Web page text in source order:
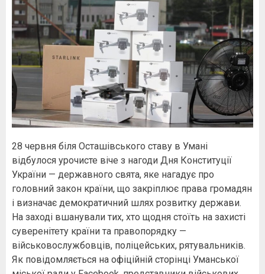
28 червня біля Осташівського ставу в Умані
відбулося урочисте віче з нагоди Дня Конституції
України — державного свята, яке нагадує про
головний закон країни, що закріплює права громадян
і визначає демократичний шлях розвитку держави.
На заході вшанували тих, хто щодня стоїть на захисті
суверенітету країни та правопорядку —
військовослужбовців, поліцейських, рятувальників.
Як повідомляється на офіційній сторінці Уманської